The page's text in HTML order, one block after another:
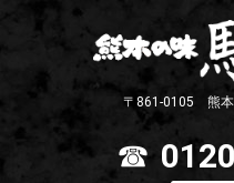
〒861-0105 熊本
☎